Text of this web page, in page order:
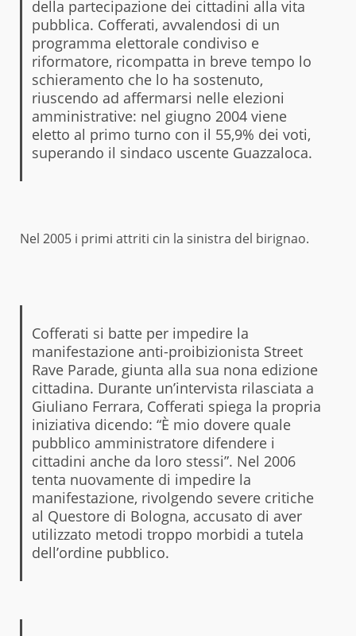
della partecipazione dei cittadini alla vita
pubblica. Cofferati, avvalendosi di un
programma elettorale condiviso e
riformatore, ricompatta in breve tempo lo
schieramento che lo ha sostenuto,
riuscendo ad affermarsi nelle elezioni
amministrative: nel giugno 2004 viene
eletto al primo turno con il 55,9% dei voti,
superando il sindaco uscente Guazzaloca.
Nel 2005 i primi attriti cin la sinistra del birignao.
Cofferati si batte per impedire la
manifestazione anti-proibizionista Street
Rave Parade, giunta alla sua nona edizione
cittadina. Durante un’intervista rilasciata a
Giuliano Ferrara, Cofferati spiega la propria
iniziativa dicendo: “È mio dovere quale
pubblico amministratore difendere i
cittadini anche da loro stessi”. Nel 2006
tenta nuovamente di impedire la
manifestazione, rivolgendo severe critiche
al Questore di Bologna, accusato di aver
utilizzato metodi troppo morbidi a tutela
dell’ordine pubblico.